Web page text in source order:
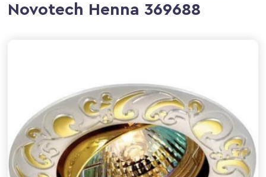
Novotech Henna 369688